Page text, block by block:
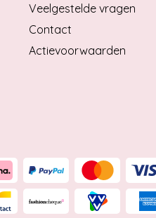
Veelgestelde vragen
Contact
Actievoorwaarden